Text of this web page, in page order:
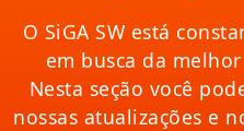
O SiGA SW está
em busca da
Nesta seção você
nossas atualizações e